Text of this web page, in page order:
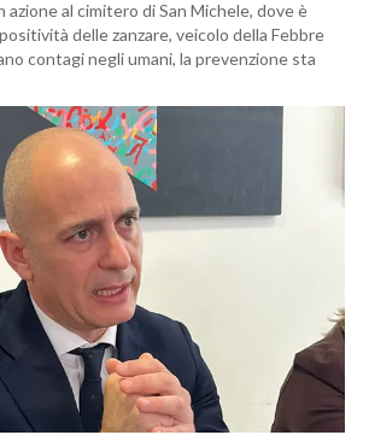
al cimitero di San Michele, dove è
delle zanzare, veicolo della Febbre
contagi negli umani, la prevenzione sta